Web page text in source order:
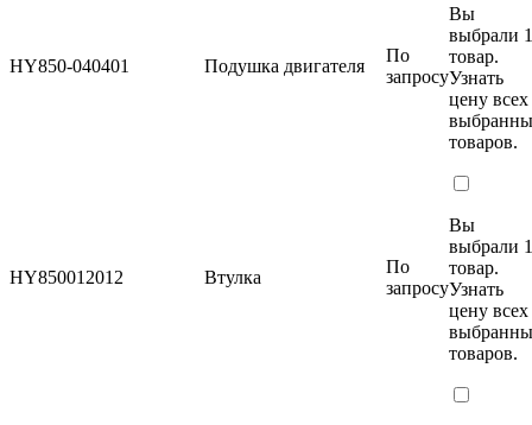
HY850-040401 Подушка двигателя
По
запросу
Вы
выбрали 1
товар.
Узнать
цену всех
товаров.
HY850012012 Втулка
По
запросу
Вы
выбрали 1
товар.
Узнать
цену всех
товаров.